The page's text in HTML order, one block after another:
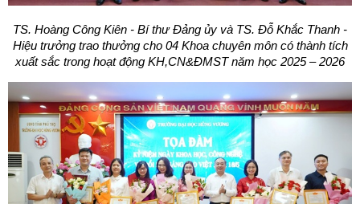
TS. Hoàng Công Kiên - Bí thư Đảng ủy và TS. Đỗ Khắc Thanh -
Hiệu trưởng trao thưởng cho 04 Khoa chuyên môn có thành tích
xuất sắc trong hoạt động KH,CN&ĐMST năm học 2025 – 2026